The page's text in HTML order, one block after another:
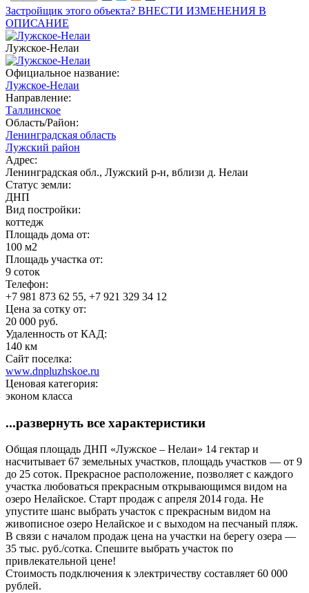
Застройщик этого объекта? ВНЕСТИ ИЗМЕНЕНИЯ В
ОПИСАНИЕ
Лужское-Нелаи
Официальное название:
Лужское-Нелаи
Направление:
Таллинское
Область/Район:
Ленинградская область
Лужский район
Адрес:
Ленинградская обл., Лужский р-н, вблизи д. Нелаи
Статус земли:
ДНП
Вид постройки:
коттедж
Площадь дома от:
100 м2
Площадь участка от:
9 соток
Телефон:
+7 981 873 62 55, +7 921 329 34 12
Цена за сотку от:
20 000 руб.
Удаленность от КАД:
140 км
Сайт поселка:
www.dnpluzhskoe.ru
Ценовая категория:
эконом класса
...развернуть все характеристики
Общая площадь ДНП «Лужское – Нелаи» 14 гектар и
насчитывает 67 земельных участков, площадь участков — от 9
до 25 соток. Прекрасное расположение, позволяет с каждого
участка любоваться прекрасным открывающимся видом на
озеро Нелайское. Старт продаж с апреля 2014 года. Не
упустите шанс выбрать участок с прекрасным видом на
живописное озеро Нелайское и с выходом на песчаный пляж.
В связи с началом продаж цена на участки на берегу озера —
35 тыс. руб./сотка. Спешите выбрать участок по
привлекательной цене!
Стоимость подключения к электричеству составляет 60 000
рублей.